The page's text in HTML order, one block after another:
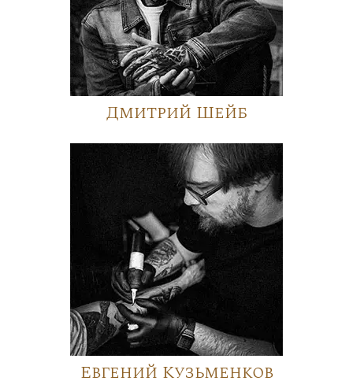
Дмитрий Шейб
Евгений Кузьменков